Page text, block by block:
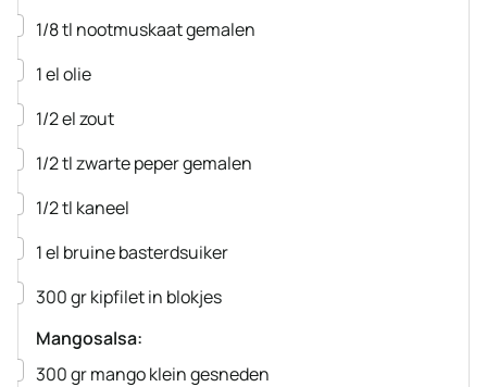
▢
1/8tl nootmuskaatgemalen
▢
1elolie
▢
1/2elzout
▢
1/2tlzwarte pepergemalen
▢
1/2tl kaneel
▢
1el bruine basterdsuiker
▢
300grkipfiletin blokjes
Mangosalsa:
▢
300grmangoklein gesneden